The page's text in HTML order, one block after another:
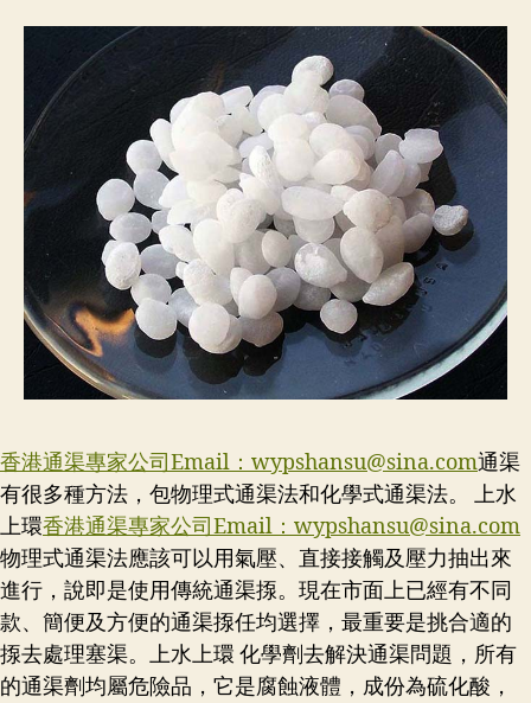
香港通渠專家公司Email： wypshansu@sina.com通渠
有很多種方法，包物理式通渠法和化學式通渠法。 上水
上環香港通渠專家公司Email： wypshansu@sina.com
物理式通渠法應該可以用氣壓、直接接觸及壓力抽出來
進行，說即是使用傳統通渠揼。現在市面上已經有不同
款、簡便及方便的通渠揼任均選擇，最重要是挑合適的
揼去處理塞渠。上水上環 化學劑去解決通渠問題，所有
的通渠劑均屬危險品，它是腐蝕液體，成份為硫化酸，